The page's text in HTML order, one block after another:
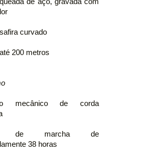
curvado
200 metros
mecânico de corda
de marcha de
38 horas